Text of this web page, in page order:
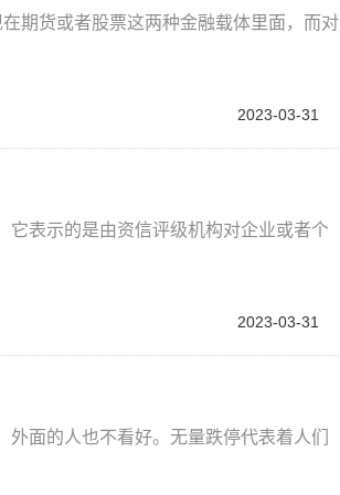
期货或者股票这两种金融载体里面，而对
2023-03-31
它表示的是由资信评级机构对企业或者个
2023-03-31
面的人也不看好。无量跌停代表着人们